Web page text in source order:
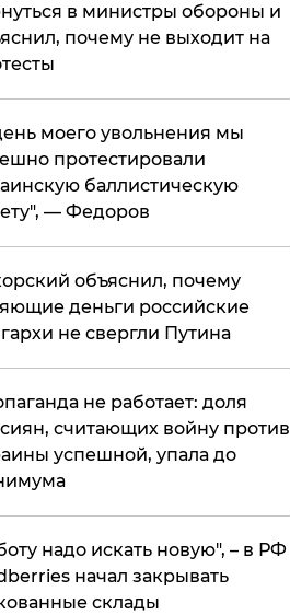
в министры обороны и
почему не выходит на
моего увольнения мы
протестировали
баллистическую
— Федоров
объяснил, почему
деньги российские
не свергли Путина
не работает: доля
считающих войну против
успешной, упала до
надо искать новую", – в РФ
начал закрывать
склады